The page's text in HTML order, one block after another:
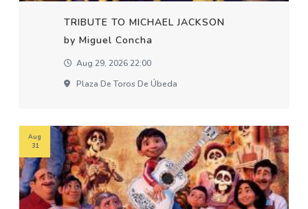
TRIBUTE TO MICHAEL JACKSON
by Miguel Concha
Aug 29, 2026 22:00
Plaza De Toros De Úbeda
Aug
31